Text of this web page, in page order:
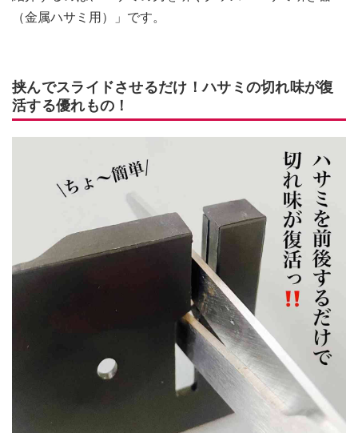
（金属ハサミ用）」です。
挟んでスライドさせるだけ！ハサミの切れ味が復
活する優れもの！